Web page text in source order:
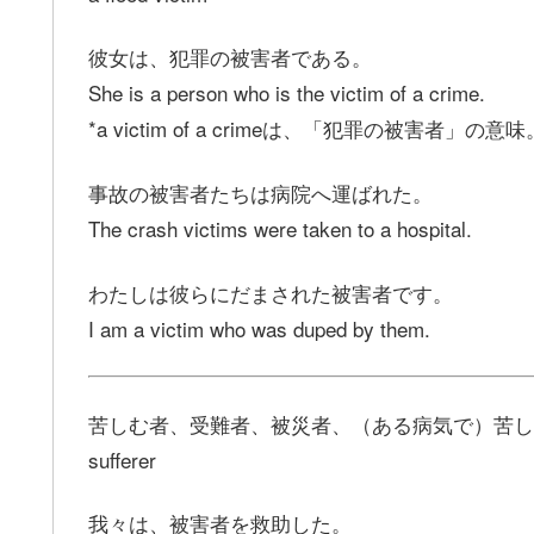
彼女は、犯罪の被害者である。
She is a person who is the victim of a crime.
*a victim of a crimeは、「犯罪の被害者」の意味
事故の被害者たちは病院へ運ばれた。
The crash victims were taken to a hospital.
わたしは彼らにだまされた被害者です。
I am a victim who was duped by them.
苦しむ者、受難者、被災者、（ある病気で）苦
sufferer
我々は、被害者を救助した。